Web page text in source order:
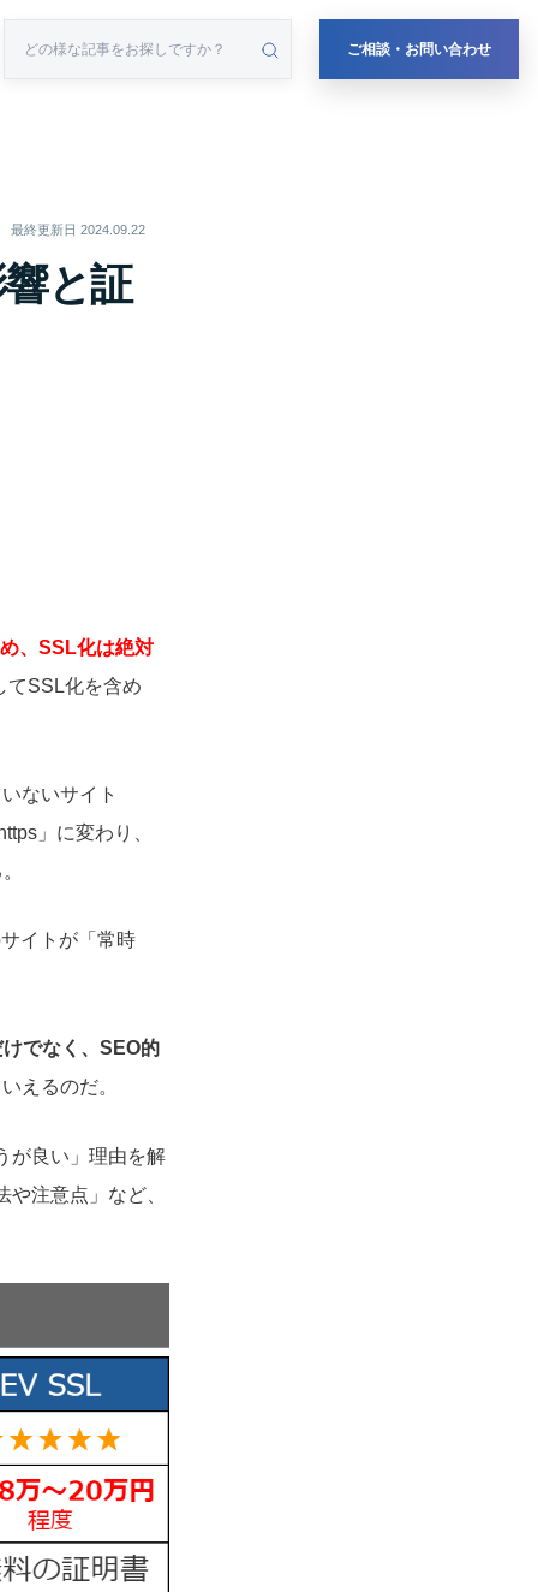
ご相談・お問い合わせ
最終更新日 2024.09.22
と証
、SSL化は絶対
てSSL化を含め
ないサイト
」に変わり、
イトが「常時
でなく、SEO的
えるのだ。
が良い」理由を解
注意点」など、